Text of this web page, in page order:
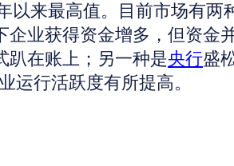
以来最高值。目前市场有两
企业获得资金增多，但资金
趴在账上；另一种是央行盛
运行活跃度有所提高。